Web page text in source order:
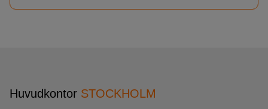
Huvudkontor STOCKHOLM